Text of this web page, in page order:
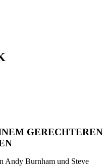
GERECHTEREN
Andy Burnham und Steve